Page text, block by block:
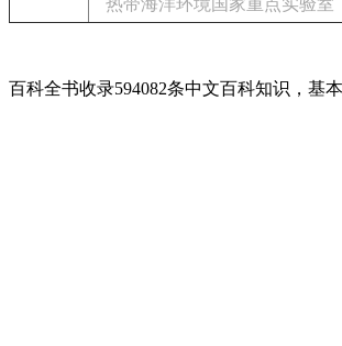
热带海洋环境国家重点实验室
百科全书收录594082条中文百科知识，基